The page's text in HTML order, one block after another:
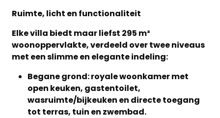
Ruimte, licht en functionaliteit
Elke villa biedt maar liefst 295 m²
woonoppervlakte, verdeeld over twee niveaus
met een slimme en elegante indeling:
Begane grond: royale woonkamer met
open keuken, gastentoilet,
wasruimte/bijkeuken en directe toegang
tot terras, tuin en zwembad.